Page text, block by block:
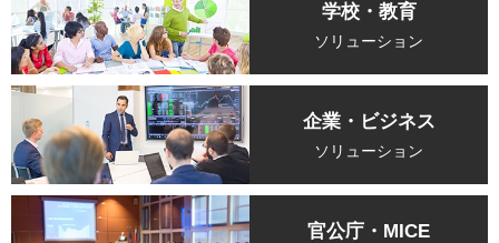
学校・教育
ソリューション
企業・ビジネス
ソリューション
官公庁・MICE